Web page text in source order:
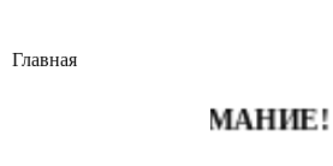
Главная
ВНИМАНИЕ!